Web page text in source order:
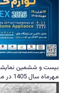
مهرماه سال 1405 در محل دائمی نمایشگاه های بین المللی تهران